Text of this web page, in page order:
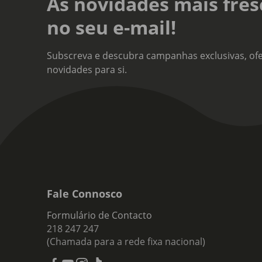
no seu e-mail!
Subscreva e descubra campanhas exclusivas,
novidades para si.
Fale Connosco
Formulário de Contacto
218 247 247
(Chamada para a rede fixa nacional)